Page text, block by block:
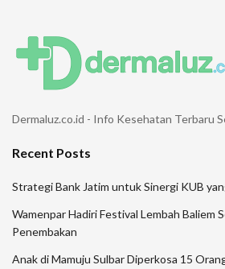
Dermaluz.co.id - Info Kesehatan Terbaru
Recent Posts
Strategi Bank Jatim untuk Sinergi KUB
Wamenpar Hadiri Festival Lembah Baliem
Penembakan
Anak di Mamuju Sulbar Diperkosa 15